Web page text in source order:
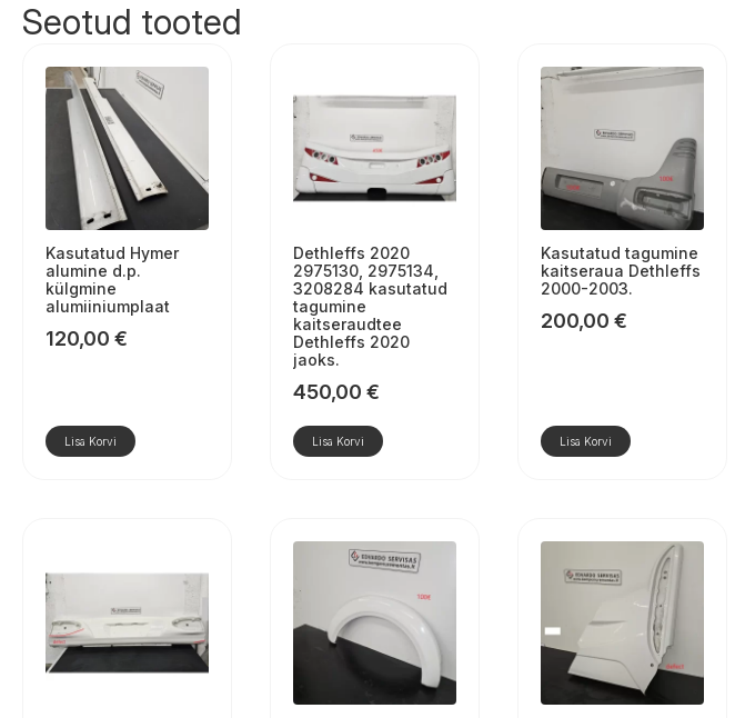
Seotud tooted
Kasutatud Hymer
alumine d.p.
külgmine
alumiiniumplaat
120,00 €
Lisa Korvi
Dethleffs 2020
2975130, 2975134,
3208284 kasutatud
tagumine
kaitseraudtee
Dethleffs 2020
jaoks.
450,00 €
Lisa Korvi
Kasutatud tagumine
kaitseraua Dethleffs
2000-2003.
200,00 €
Lisa Korvi